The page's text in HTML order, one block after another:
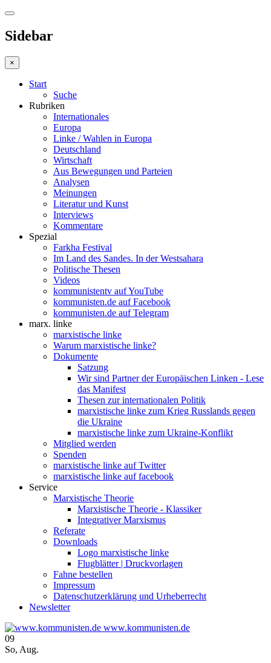
Sidebar
×
Start
Suche
Rubriken
Internationales
Europa
Linke / Wahlen in Europa
Deutschland
Wirtschaft
Aus Bewegungen und Parteien
Analysen
Meinungen
Literatur und Kunst
Interviews
Kommentare
Spezial
Farkha Festival
Im Land des Sandes. In der Westsahara
Politische Thesen
Videos
kommunistentv auf YouTube
kommunisten.de auf Facebook
kommunisten.de auf Telegram
marx. linke
marxistische linke
Warum marxistische linke?
Dokumente
Satzung
Wir sind Partner der Europäischen Linken - Lese
das Manifest
Thesen zur internationalen Politik
marxistische linke zum Krieg Russlands gegen
die Ukraine
marxistische linke zum Ukraine-Konflikt
Mitglied werden
Spenden
marxistische linke auf Twitter
marxistische linke auf facebook
Service
Marxistische Theorie
Marxistische Theorie - Klassiker
Integrativer Marxismus
Referate
Downloads
Logo marxistische linke
Flugblätter | Druckvorlagen
Fahne bestellen
Impressum
Datenschutzerklärung und Urheberrecht
Newsletter
www.kommunisten.de
09
So, Aug.